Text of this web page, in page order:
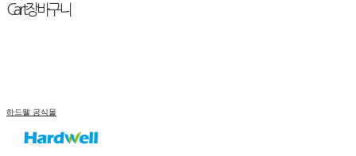
Cart장바구니
하드웰 공식몰